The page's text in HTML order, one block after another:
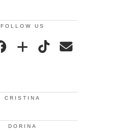
FOLLOW US
CRISTINA
DORINA